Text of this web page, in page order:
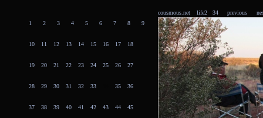
1 2 3 4 5 6 7 8 9
10 11 12 13 14 15 16 17 18
19 20 21 22 23 24 25 26 27
28 29 30 31 32 33 35 36
37 38 39 40 41 42 43 44 45
cousmous.net life2 34 previous